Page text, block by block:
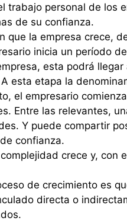
trabajo personal de los
de su confianza.
que la empresa crece,
inicia un período
esta podrá
esta etapa la
el empresario
Entre las relevantes,
Y puede compartir
confianza.
crece y, con
de crecimiento es
directa o